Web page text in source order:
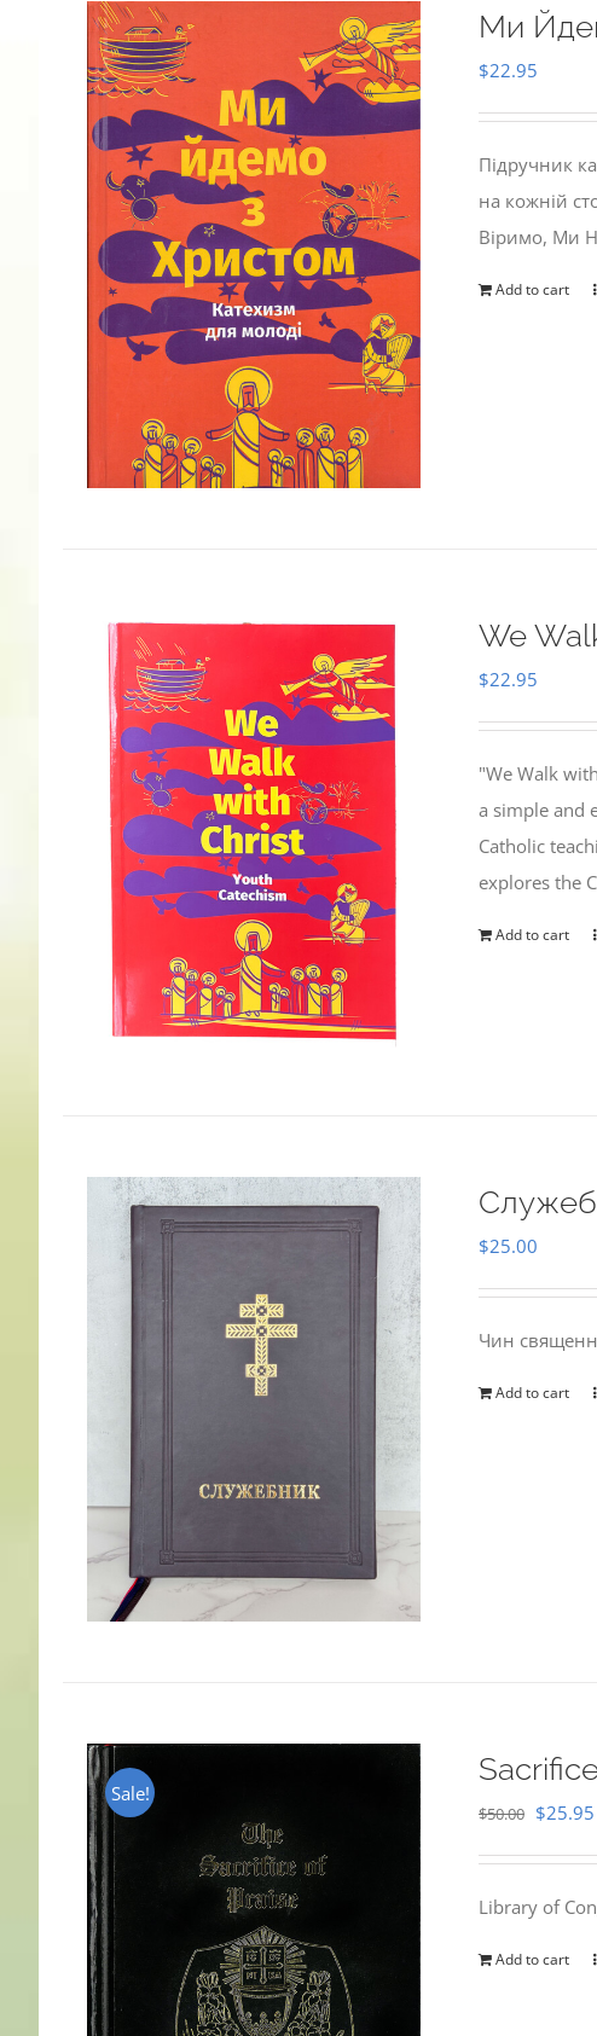
Ми
$22.95
Підручник
на кожній
Віримо, Ми
Add to cart
We
$22.95
"We Walk
a simple and
Catholic
explores the
Add to cart
$25.00
Чин
Add to cart
Sale!
$50.00 Original
$50.00.
$25.95
Library of
Add to cart